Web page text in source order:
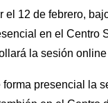
el 12 de febrero,
en el
la sesión
presencial la